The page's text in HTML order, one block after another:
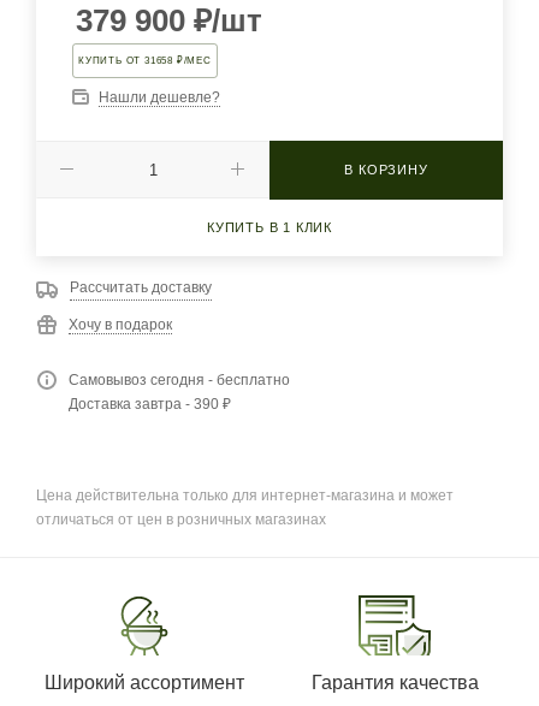
379 900 ₽/шт
КУПИТЬ ОТ 31658 ₽/МЕС
Нашли дешевле?
В КОРЗИНУ
КУПИТЬ В 1 КЛИК
Рассчитать доставку
Хочу в подарок
Самовывоз сегодня - бесплатно
Доставка завтра - 390 ₽
Цена действительна только для интернет-магазина и может
отличаться от цен в розничных магазинах
Широкий ассортимент Гарантия качества